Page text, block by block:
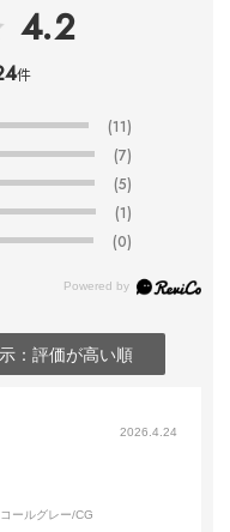
4.2
件
(11)
(7)
(5)
(1)
(0)
：評価が高い順
2026.4.24
ールグレー/CG